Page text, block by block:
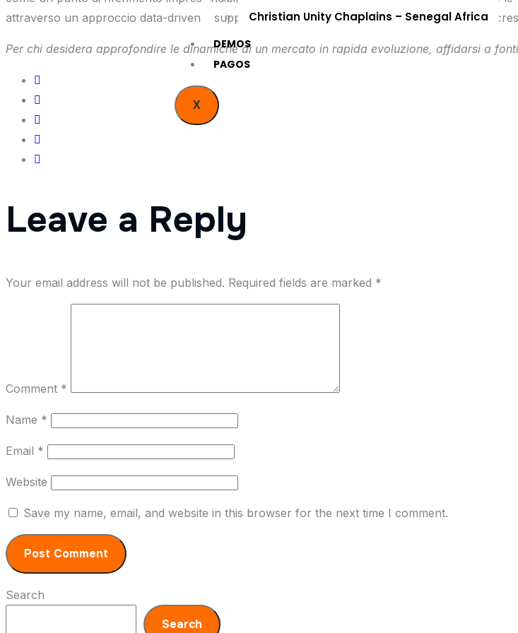
Christian Unity Chaplains – Senegal Africa
DEMOS
PAGOS
X
attraverso un approccio data-driven e supportato da risorse di qualità si può garantire una
Per chi desidera approfondire le dinamiche di un mercato in rapida evoluzione, affidarsi a
Leave a Reply
Your email address will not be published. Required fields are marked *
Comment *
Name *
Email *
Website
Save my name, email, and website in this browser for the next time I comment.
Search
Search